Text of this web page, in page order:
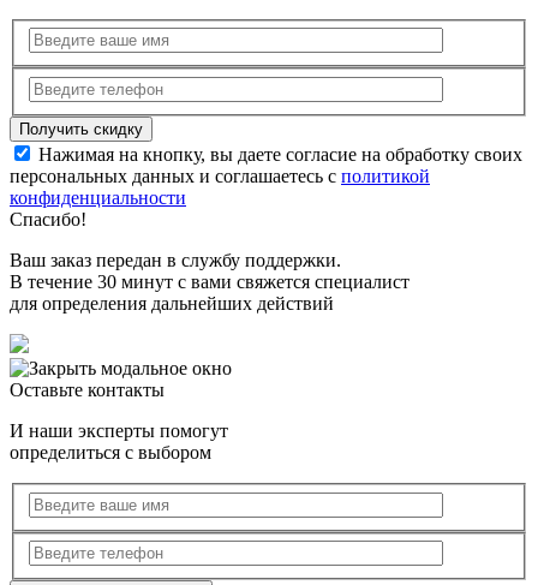
Нажимая на кнопку, вы даете согласие на обработку своих
персональных данных и соглашаетесь с политикой
конфиденциальности
Спасибо!
Ваш заказ передан в службу поддержки.
В течение 30 минут с вами свяжется специалист
для определения дальнейших действий
Оставьте контакты
И наши эксперты помогут
определиться с выбором